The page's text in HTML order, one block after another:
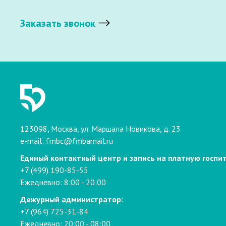
Заказать звонок
123098, Москва, ул. Маршала Новикова, д. 23
e-mail: fmbc@fmbamail.ru
Единый контактный центр и запись на платную
+7 (499) 190-85-55
Ежедневно: 8:00 - 20:00
Дежурный администратор:
+7 (964) 725-31-84
Ежедневно: 20:00 - 08:00